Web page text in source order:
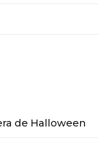
de Halloween